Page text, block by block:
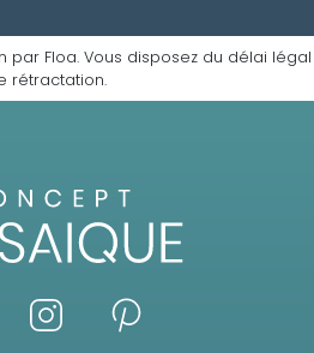
par Floa. Vous disposez du délai légal
rétractation.